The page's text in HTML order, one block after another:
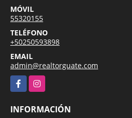
MÓVIL
55320155
TELÉFONO
+50250593898
EMAIL
admin@realtorguate.com
FacebookInstagram
INFORMACIÓN